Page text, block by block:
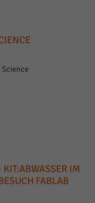
KIT:ABWASSER IM
FABLAB